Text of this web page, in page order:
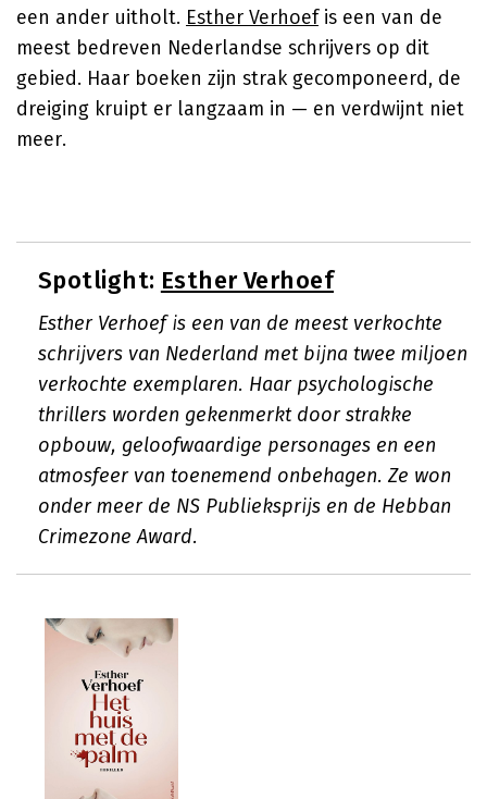
een ander uitholt. Esther Verhoefis een van de
meest bedreven Nederlandse schrijvers op dit
gebied. Haar boeken zijn strak gecomponeerd, de
dreiging kruipt er langzaam in — en verdwijnt niet
meer.
Spotlight: Esther Verhoef
Esther Verhoef is een van de meest verkochte
schrijvers van Nederland met bijna twee miljoen
verkochte exemplaren. Haar psychologische
thrillers worden gekenmerkt door strakke
opbouw, geloofwaardige personages en een
atmosfeer van toenemend onbehagen. Ze won
onder meer de NS Publieksprijs en de Hebban
Crimezone Award.